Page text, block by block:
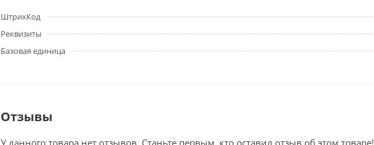
ШтрихКод
Реквизиты
Базовая единица
Отзывы
У данного товара нет отзывов. Станьте первым, кто оставил отзыв об этом товаре!